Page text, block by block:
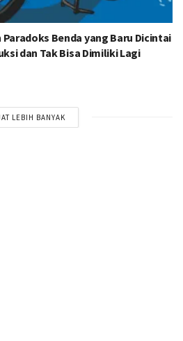
Paradoks Benda yang Baru Dicintai
dan Tak Bisa Dimiliki Lagi
LEBIH BANYAK